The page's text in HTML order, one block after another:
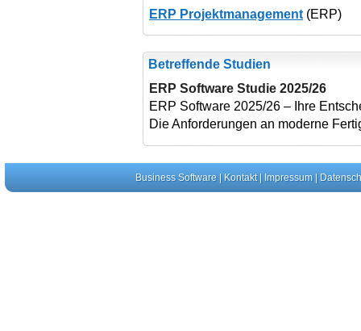
ERP Projektmanagement (ERP)
Betreffende Studien
ERP Software Studie 2025/26
ERP Software 2025/26 – Ihre
Die Anforderungen an moderne
Business Software| Kontakt| Impressum|